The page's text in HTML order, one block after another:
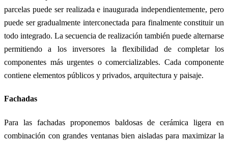
parcelas puede ser realizada e inaugurada independientemente, pero
puede ser gradualmente interconectada para finalmente constituir un
todo integrado. La secuencia de realización también puede alternarse
permitiendo a los inversores la flexibilidad de completar los
componentes más urgentes o comercializables. Cada componente
contiene elementos públicos y privados, arquitectura y paisaje.
Fachadas
Para las fachadas proponemos baldosas de cerámica ligera en
combinación con grandes ventanas bien aisladas para maximizar la